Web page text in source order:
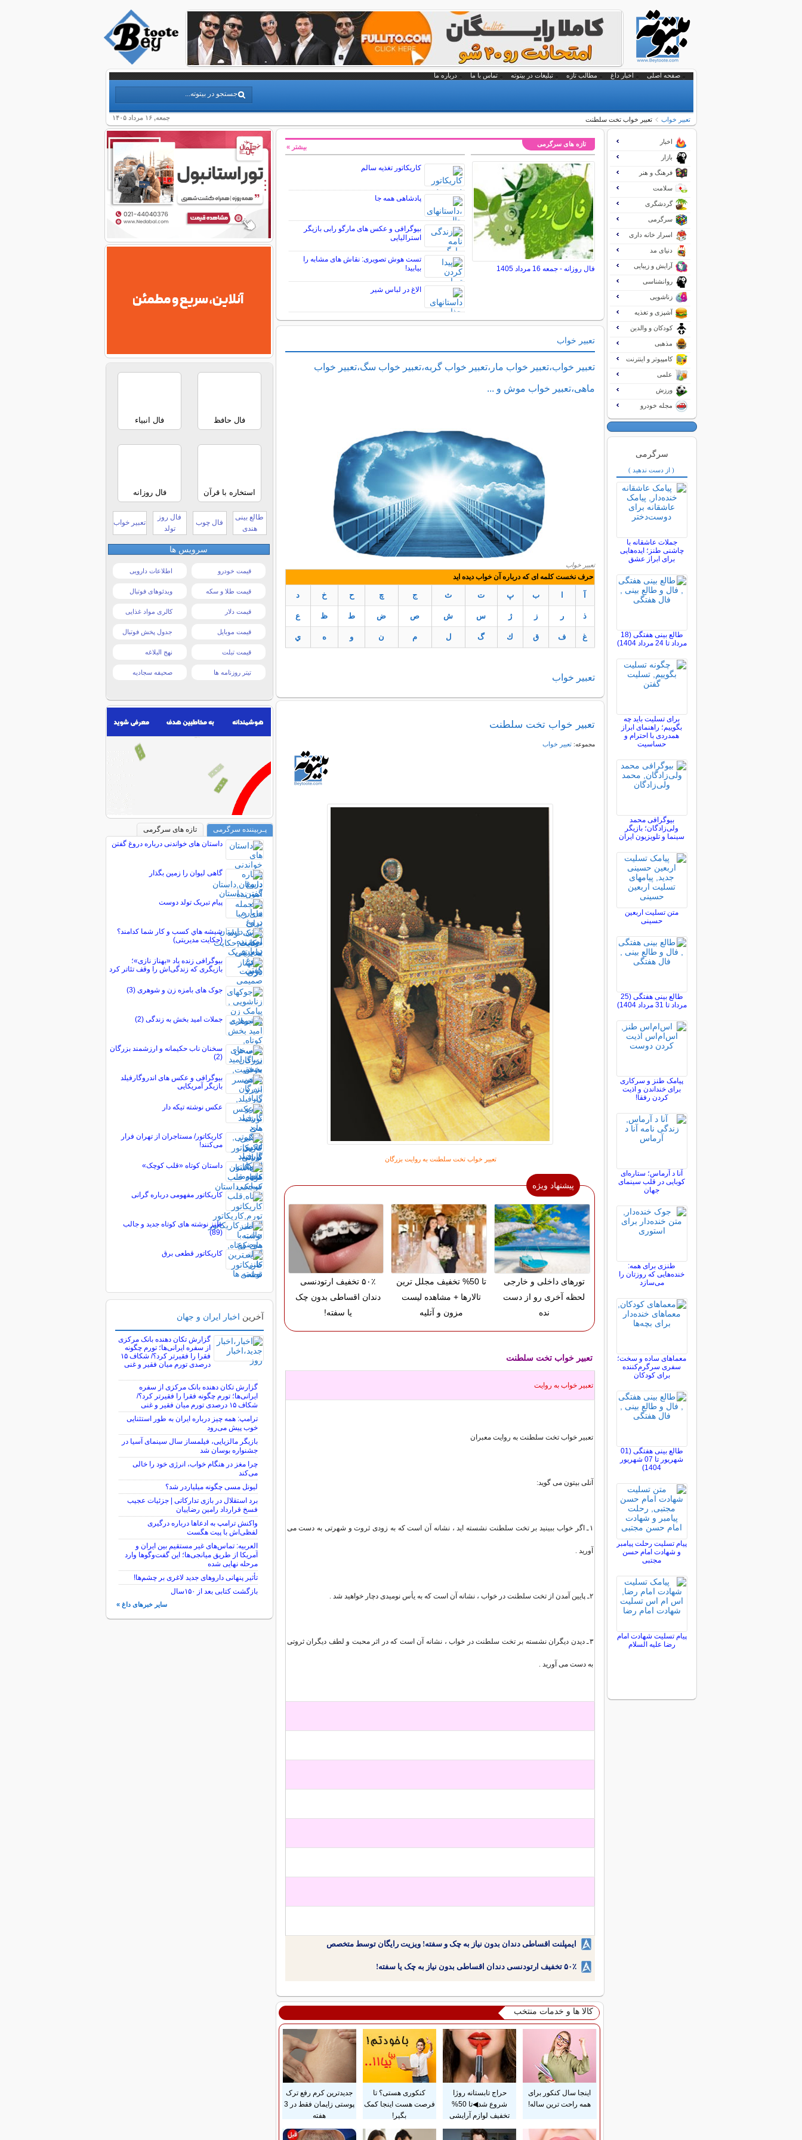
صفحه اصلی اخبار داغ مطالب تازه تبلیغات در بیتوته تماس با ما درباره ما
جمعه, ۱۶ مرداد ۱۴۰۵ تعبير خواب تعبیر خواب تخت سلطنت
تازه های سرگرمی
فال روزانه - جمعه 16 مرداد 1405
کاریکاتور تغذیه سالم
پادشاهی همه جا
بیوگرافی و عکس های مارگو رابی بازیگر
استرالیایی
تست هوش تصویری: نقاش های مشابه را
بیابید!
الاغ در لباس شیر
بیشتر »
تعبیر خواب
تعبیر خواب،تعبیر خواب مار،تعبیر خواب گربه،تعبیر خواب سگ،تعبیر خواب
ماهی،تعبیر خواب موش و ...
تعبیر خواب
حرف نخست کلمه ای که درباره آن خواب دیده اید
ب پ ت ث ج چ ح خ د
ذ ر ز ژ س ش ص ض ط ظ ع
غ ف ق ك گ ل م ن و ه ي
تعبير خواب
تعبیر خواب تخت سلطنت
مجموعه:تعبير خواب
تعبیر خواب تخت سلطنت به روایت بزرگان
پیشنهاد ویژه
تورهای داخلی و خارجی
لحظه آخری رو از دست
نده
تا 50% تخفیف مجلل ترین
تالارها + مشاهده لیست
مزون و آتلیه
۵۰٪ تخفیف ارتودنسی
دندان اقساطی بدون چک
یا سفته!
تعبیر خواب تخت سلطنت
تعبير خواب به روايت
تعبیر خواب تخت سلطنت به روایت معبران
آنلی بیتون می گوید:
۱ـ اگر خواب ببینید بر تخت سلطنت نشسته اید ، نشانه آن است که به زودی ثروت و شهرتی به دست می
آورید .
۲ـ پایین آمدن از تخت سلطنت در خواب ، نشانه آن است که به یأس نومیدی دچار خواهید شد .
۳ـ دیدن دیگران نشسته بر تخت سلطنت در خواب ، نشانه آن است که در اثر محبت و لطف دیگران ثروتی
به دست می آورید .
ایمپلنت اقساطی دندان بدون نیاز به چک و سفته! ویزیت رایگان توسط متخصص
۵۰٪ تخفیف ارتودنسی دندان اقساطی بدون نیاز به چک یا سفته!
کالا ها و خدمات منتخب
اینجا سال کنکور برای
همه راحت ترین ساله!
حراج تابستانه روژا
شروع شد◀تا 50%
تخفیف لوازم آرایشی
کنکوری هستی؟ تا
فرصت هست اینجا کمک
بگیر!
جدیدترین کرم رفع ترک
پوستی زایمان فقط در 3
هفته
اخبار
بازار
فرهنگ و هنر
سلامت
گردشگری
سرگرمی
اسرار خانه داری
دنیای مد
آرایش و زیبایی
روانشناسی
زناشویی
آشپزی و تغذیه
کودکان و والدین
مذهبی
کامپیوتر و اینترنت
علمی
ورزش
مجله خودرو
سرگرمی
( از دست ندهید )
جملات عاشقانه با
چاشنی طنز؛ ایده‌هایی
برای ابراز عشق
طالع بینی هفتگی (18
مرداد تا 24 مرداد 1404)
برای تسلیت باید چه
بگوییم؛ راهنمای ابراز
همدردی با احترام و
حساسیت
بیوگرافی محمد
ولی‌زادگان؛ بازیگر
سینما و تلویزیون ایران
متن تسلیت اربعین
حسینی
طالع بینی هفتگی (25
مرداد تا 31 مرداد 1404)
پیامک طنز و سرکاری
برای خنداندن و اذیت
کردن رفقا!
آنا د آرماس؛ ستاره‌ای
کوبایی در قلب سینمای
جهان
طنزی برای همه:
خنده‌هایی که روزتان را
می‌سازد
معماهای ساده و سخت؛
سفری سرگرم‌کننده
برای کودکان
طالع بینی هفتگی (01
شهریور تا 07 شهریور
1404)
پیام تسلیت رحلت پیامبر
و شهادت امام حسن
مجتبی
پیام تسلیت شهادت امام
رضا علیه السلام
فال حافظ فال انبیاء
استخاره با قرآن فال روزانه
طالع بینی
هندی
فال چوب
فال روز
تولد
تعبیر خواب
سرویس ها
قیمت خودرو اطلاعات دارویی
قیمت طلا و سکه ویدئوهای فوتبال
قیمت دلار کالری مواد غذایی
قیمت موبایل جدول پخش فوتبال
قیمت تبلت نهج البلاغه
تیتر روزنامه ها صحیفه سجادیه
پـربیننده سرگرمی
تازه های سرگرمی
داستان های خواندنی درباره دروغ گفتن
گاهی ليوان را زمين بگذار
پیام تبریک تولد دوست
شيشه هاي كسب و كار شما كدامند؟
(حکایت مدیریتی)
بیوگرافی زنده یاد «بهناز نازی»؛
بازیگری که زندگی‌اش را وقف تئاتر کرد
جوک های بامزه زن و شوهری (3)
جملات امید بخش به زندگی (2)
سخنان ناب حکیمانه و ارزشمند بزرگان
(2)
بیوگرافی و عکس های اندروگارفیلد
بازیگر آمریکایی
عکس نوشته تیکه دار
کاریکاتور/ مستاجران از تهران فرار
می‌کنند!
داستان کوتاه «قلب کوچک»
کاریکاتور مفهومی درباره گرانی
طنز نوشته های کوتاه جدید و جالب
(89)
کاریکاتور قطعی برق
آخرین اخبار ایران و جهان
گزارش تکان‌ دهنده بانک مرکزی
از سفره ایرانی‌ها؛ تورم چگونه
فقرا را فقیرتر کرد؟/ شکاف ۱۵
درصدی تورم میان فقیر و غنی
گزارش تکان‌ دهنده بانک مرکزی از سفره
ایرانی‌ها؛ تورم چگونه فقرا را فقیرتر کرد؟/
شکاف ۱۵ درصدی تورم میان فقیر و غنی
ترامپ: همه چیز درباره ایران به طور استثنایی
خوب پیش می‌رود
بازیگر مالزیایی، فیلمساز سال سینمای آسیا در
جشنواره بوسان شد
چرا مغز در هنگام خواب، انرژی خود را خالی
می‌کند
لیونل مسی چگونه میلیاردر شد؟
برد استقلال در بازی تدارکاتی | جزئیات عجیب
فسخ قرارداد رامین رضاییان
واکنش ترامپ به ادعاها درباره درگیری
لفظی‌اش با پیت هگست
العربیه: تماس‌های غیر مستقیم بین ایران و
آمریکا از طریق میانجی‌ها؛ این گفت‌و‌گو‌ها وارد
مرحله نهایی شده
تأثیر پنهانی داروهای جدید لاغری بر چشم‌ها!
بازگشت کتابی بعد از ۱۵۰سال
سایر خبرهای داغ »